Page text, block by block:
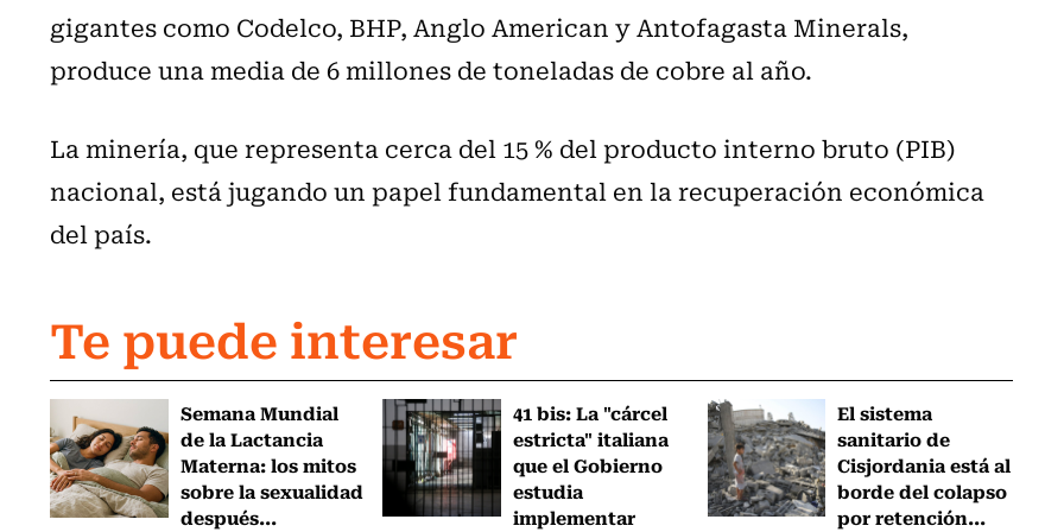
gigantes como Codelco, BHP, Anglo American y Antofagasta Minerals,
produce una media de 6 millones de toneladas de cobre al año.
La minería, que representa cerca del 15 % del producto interno bruto (PIB)
nacional, está jugando un papel fundamental en la recuperación económica
del país.
Te puede interesar
Semana Mundial
de la Lactancia
Materna: los mitos
sobre la sexualidad
después...
41 bis: La "cárcel
estricta" italiana
que el Gobierno
estudia
implementar
El sistema
sanitario de
Cisjordania está al
borde del colapso
por retención...